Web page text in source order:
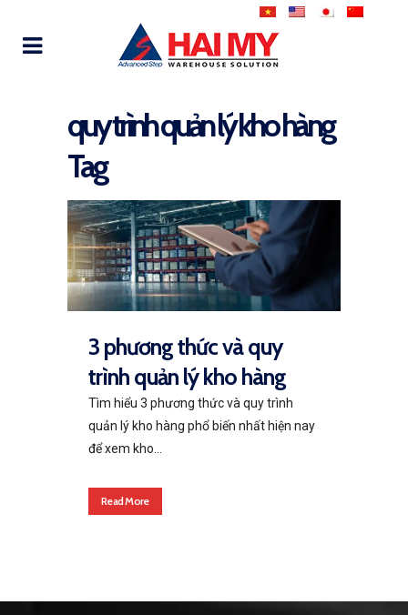
quy trình quản lý kho hàng
Tag
3 phương thức và quy
trình quản lý kho hàng
Tìm hiểu 3 phương thức và quy trình
quản lý kho hàng phổ biến nhất hiện nay
để xem kho...
Read More